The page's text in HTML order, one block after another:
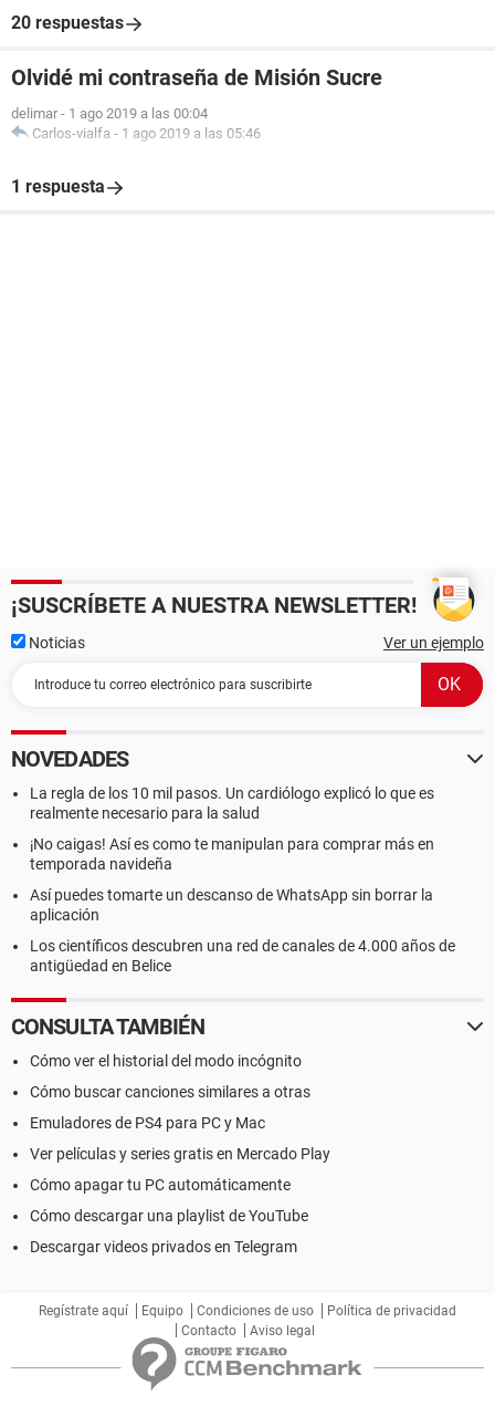
20 respuestas
Olvidé mi contraseña de Misión Sucre
delimar - 1 ago 2019 a las 00:04
Carlos-vialfa - 1 ago 2019 a las 05:46
1 respuesta
¡SUSCRÍBETE A NUESTRA NEWSLETTER!
Noticias Ver un ejemplo
NOVEDADES
La regla de los 10 mil pasos. Un cardiólogo explicó lo que es
realmente necesario para la salud
¡No caigas! Así es como te manipulan para comprar más en
temporada navideña
Así puedes tomarte un descanso de WhatsApp sin borrar la
aplicación
Los científicos descubren una red de canales de 4.000 años de
antigüedad en Belice
CONSULTA TAMBIÉN
Cómo ver el historial del modo incógnito
Cómo buscar canciones similares a otras
Emuladores de PS4 para PC y Mac
Ver películas y series gratis en Mercado Play
Cómo apagar tu PC automáticamente
Cómo descargar una playlist de YouTube
Descargar videos privados en Telegram
Regístrate aquí Equipo Condiciones de uso
Política de privacidad
Contacto
Aviso legal